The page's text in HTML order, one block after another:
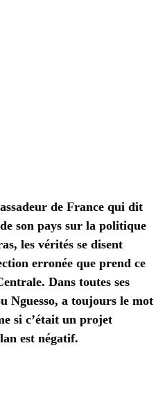
de France qui dit
son pays sur la politique
les vérités se disent
erronée que prend ce
Dans toutes ses
Nguesso, a toujours le mot
si c’était un projet
est négatif.